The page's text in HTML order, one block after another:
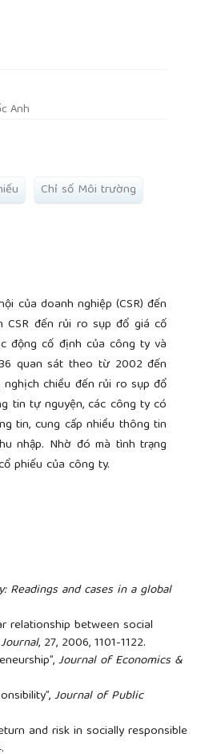
Anh
Chỉ số Môi trường
của doanh nghiệp (CSR) đến
đến rủi ro sụp đổ giá cố
động cố định của công ty và
quan sát theo từ 2002 đến
chiều đến rủi ro sụp đổ
tin tự nguyện, các công ty có
tin, cung cấp nhiều thông tin
nhập. Nhờ đó mà tình trạng
phiếu của công ty.
and cases in a global
relationship between social
, 27, 2006, 1101-1122.
Journal of Economics &
Journal of Public
and risk in socially responsible